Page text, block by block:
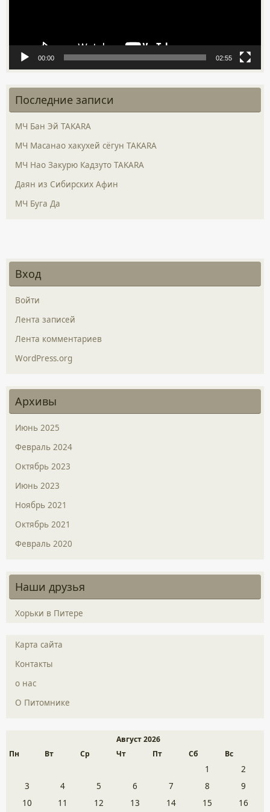
00:00 02:55
Последние записи
МЧ Бан Эй TAKARA
МЧ Масанао хакухей сёгун TAKARA
МЧ Нао Закурю Кадзуто TAKARA
Даян из Сибирских Афин
МЧ Буга Да
Вход
Войти
Лента записей
Лента комментариев
WordPress.org
Архивы
Июнь 2025
Февраль 2024
Октябрь 2023
Июнь 2023
Ноябрь 2021
Октябрь 2021
Февраль 2020
Наши друзья
Хорьки в Питере
Карта сайта
Контакты
о нас
О Питомнике
Август 2026
Пн
Вт Ср Чт Пт Сб Вс
1
2
3
4 5 6 7 8
9
10
11 12 13 14 15 16